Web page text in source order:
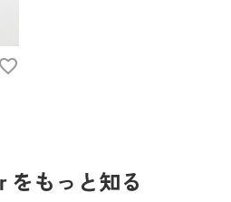
をもっと知る